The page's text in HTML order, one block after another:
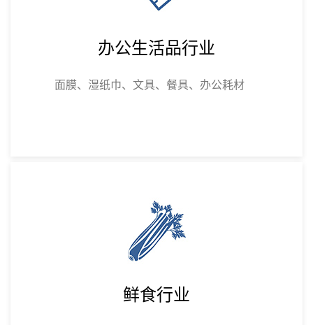
办公生活品行业
面膜、湿纸巾、文具、餐具、办公耗材
鲜食行业